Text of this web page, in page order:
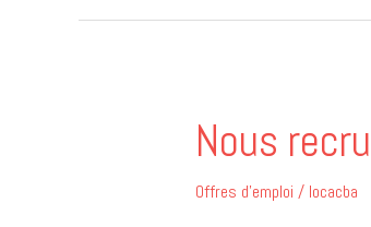
Nous
Offres d'emploi / locacba
Nous
recrutons
un